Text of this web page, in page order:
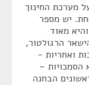
מערכת החינוך
יש מספר
מאוד
הרגולטור,
ואחריות -
הסמכויות –
הבחנה